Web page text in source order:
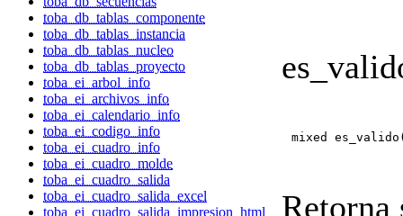
toba_db_tablas_componente
toba_db_tablas_instancia
toba_db_tablas_nucleo
toba_db_tablas_proyecto
toba_ei_arbol_info
toba_ei_archivos_info
toba_ei_calendario_info
toba_ei_codigo_info
toba_ei_cuadro_info
toba_ei_cuadro_molde
toba_ei_cuadro_salida
toba_ei_cuadro_salida_excel
toba_ei_cuadro_salida_impresion_html
mixed